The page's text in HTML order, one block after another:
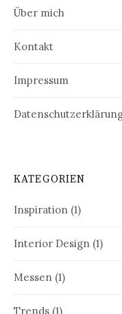
Über mich
Kontakt
Impressum
KATEGORIEN
Inspiration (1)
Interior Design (1)
Messen (1)
Trends (1)